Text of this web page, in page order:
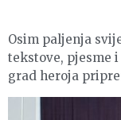
Osim paljenja
tekstove, pjesme
grad heroja